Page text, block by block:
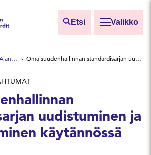
Etsi Valikko
Ajankohtaista Omaisuudenhallinnan standardisarjan uudistuminen ja hyödyntäminen käytännössä
uudistuminen ja
käytännössä